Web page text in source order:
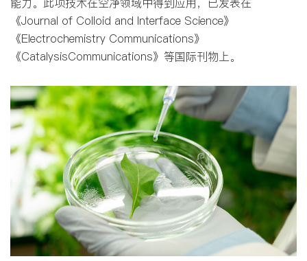
《Journal of Colloid and Interface Science》
《Electrochemistry Communications》
《CatalysisCommunications》等国际刊物上。